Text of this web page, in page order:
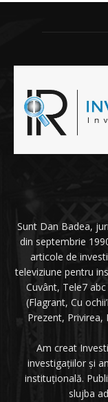
Sunt Dan Badea,
din septembrie
articole de
televiziune pentru
Cuvânt, Tele7
(Flagrant, Cu
Prezent, Privirea,
Am creat
investigațiilor și
instituțională.
slujba